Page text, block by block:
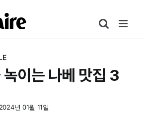
이는 나베 맛집 3
2024년 01월 11일